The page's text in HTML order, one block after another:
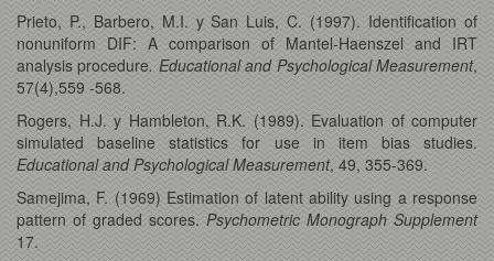
Prieto, P., Barbero, M.I. y San Luis, C. (1997). Identification of
nonuniform DIF: A comparison of Mantel-Haenszel and IRT
analysis procedure. Educational and Psychological Measurement,
57(4),559 -568.
Rogers, H.J. y Hambleton, R.K. (1989). Evaluation of computer
simulated baseline statistics for use in item bias studies.
Educational and Psychological Measurement, 49, 355-369.
Samejima, F. (1969) Estimation of latent ability using a response
pattern of graded scores. Psychometric Monograph Supplement
17.